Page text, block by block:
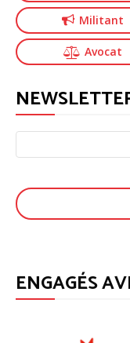
Militant
Avocat
ENGAGÉS